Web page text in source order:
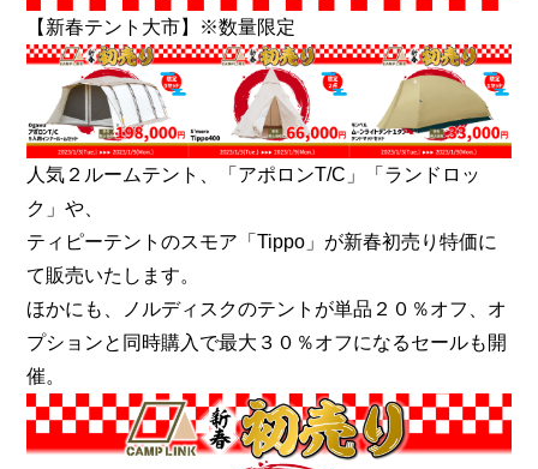
【新春テント大市】※数量限定
人気２ルームテント、「アポロンT/C」「ランドロッ
ク」や、
ティピーテントのスモア「Tippo」が新春初売り特価に
て販売いたします。
ほかにも、ノルディスクのテントが単品２０％オフ、オ
プションと同時購入で最大３０％オフになるセールも開
催。